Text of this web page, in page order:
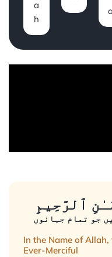
a
h
ٱلرَّحِيمِِ
جو تمام جہانوں
In the Name of
Ever-Merciful